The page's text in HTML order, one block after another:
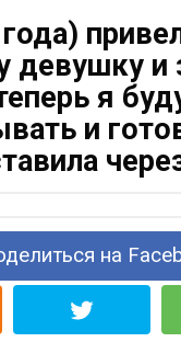
девушку и
я
и
на